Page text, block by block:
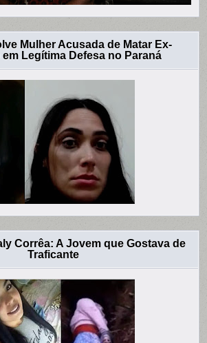
Mulher Acusada de Matar Ex-
em Legítima Defesa no Paraná
Corrêa: A Jovem que Gostava de
Traficante